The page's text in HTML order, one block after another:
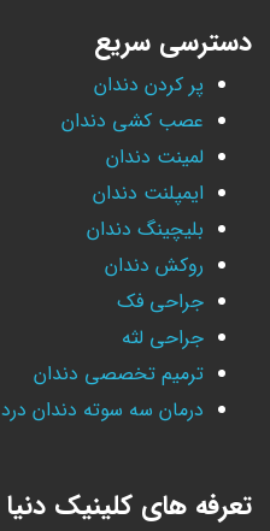
دسترسی سریع
پر کردن دندان
عصب کشی دندان
لمینت دندان
ایمپلنت دندان
بلیچینگ دندان
روکش دندان
جراحی فک
جراحی لثه
ترمیم تخصصی دندان
درمان سه سوته دندان درد
تعرفه های کلینیک دنیا